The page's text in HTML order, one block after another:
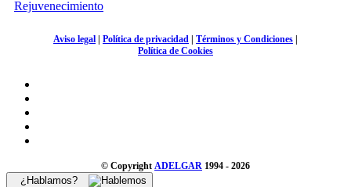
Rejuvenecimiento
Aviso legal | Política de privacidad | Términos y Condiciones |
Política de Cookies
© Copyright ADELGAR 1994 - 2026
¿Hablamos?